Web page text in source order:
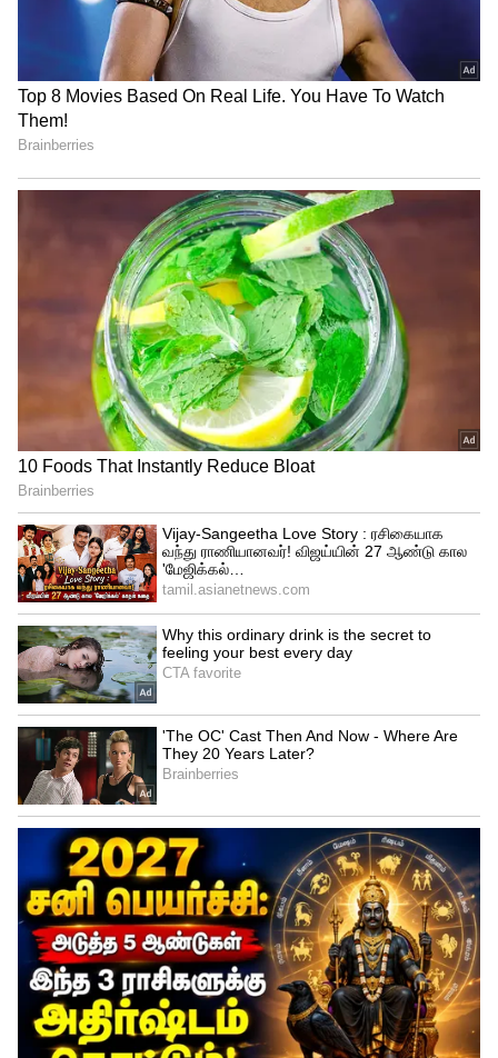
மதுரையில் விற்பனை அதிகம்
அதிகபட்சமாக மதுரை மண்டலத்தில்
ரூ.54.89 கோடிக்கு மது விற்பனை
செய்யப்பட்டுள்ளது. அடுத்தபடியாக
சென்னை மண்டலத்தில் ரூ. 52.28 கோடிக்கும்
மது விற்பனையாகியுள்ளது. திருச்சி
மண்டலத்தில் ரூ.49.78 கோடிக்கும், சேலம்
மண்டலத்தில் 48.67 கோடிக்கும், கோவை
மண்டலத்தில் ரூ.46.72 கோடிக்கும் மது
விற்பனை செய்யப்பட்டுள்ளதாக தகவல்
வெளியாகியுள்ளது.